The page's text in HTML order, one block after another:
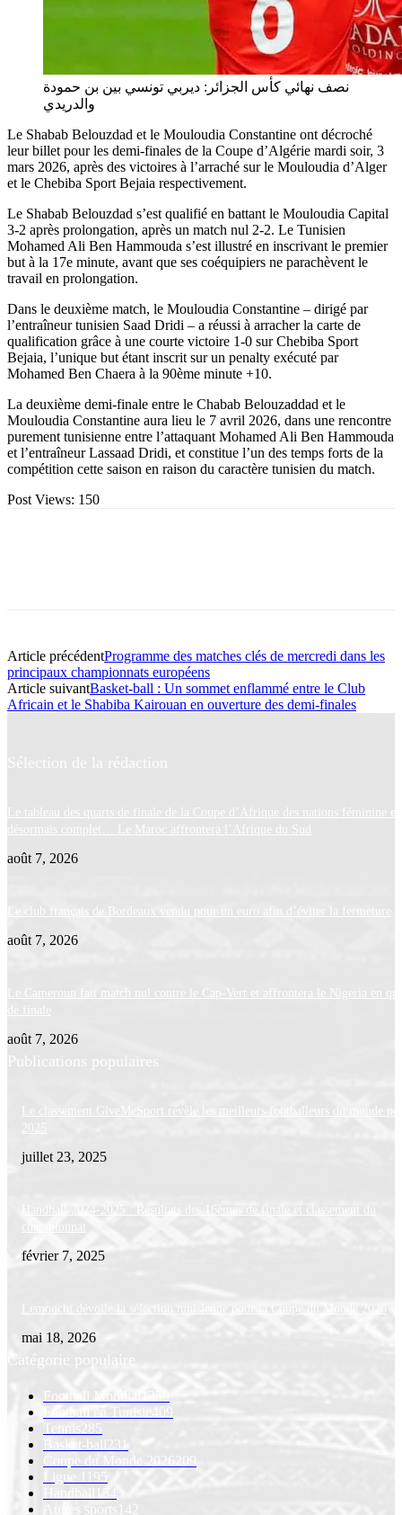
نصف نهائي كأس الجزائر: ديربي تونسي بين بن حمودة
والدريدي
Le Shabab Belouzdad et le Mouloudia Constantine ont décroché
leur billet pour les demi-finales de la Coupe d’Algérie mardi soir, 3
mars 2026, après des victoires à l’arraché sur le Mouloudia d’Alger
et le Chebiba Sport Bejaia respectivement.
Le Shabab Belouzdad s’est qualifié en battant le Mouloudia Capital
3-2 après prolongation, après un match nul 2-2. Le Tunisien
Mohamed Ali Ben Hammouda s’est illustré en inscrivant le premier
but à la 17e minute, avant que ses coéquipiers ne parachèvent le
travail en prolongation.
Dans le deuxième match, le Mouloudia Constantine – dirigé par
l’entraîneur tunisien Saad Dridi – a réussi à arracher la carte de
qualification grâce à une courte victoire 1-0 sur Chebiba Sport
Bejaia, l’unique but étant inscrit sur un penalty exécuté par
Mohamed Ben Chaera à la 90ème minute +10.
La deuxième demi-finale entre le Chabab Belouzaddad et le
Mouloudia Constantine aura lieu le 7 avril 2026, dans une rencontre
purement tunisienne entre l’attaquant Mohamed Ali Ben Hammouda
et l’entraîneur Lassaad Dridi, et constitue l’un des temps forts de la
compétition cette saison en raison du caractère tunisien du match.
Post Views: 150
Article précédentProgramme des matches clés de mercredi dans les
principaux championnats européens
Article suivantBasket-ball : Un sommet enflammé entre le Club
Africain et le Shabiba Kairouan en ouverture des demi-finales
Sélection de la rédaction
Le tableau des quarts de finale de la Coupe d’Afrique des nations féminine
désormais complet… Le Maroc affrontera l’Afrique du Sud
août 7, 2026
Le club français de Bordeaux vendu pour un euro afin d’éviter la fermeture
août 7, 2026
Le Cameroun fait match nul contre le Cap-Vert et affrontera le Nigeria en
de finale
août 7, 2026
Publications populaires
Le classement GiveMeSport révèle les meilleurs footballeurs du monde
juillet 23, 2025
Handball 2024-2025 : Résultats des 16èmes de finale et classement du
championnat
février 7, 2025
Lemouchi dévoile la sélection tunisienne pour la Coupe du Monde 2026
mai 18, 2026
Catégorie populaire
Football Mondial
1259
Football en Tunisie 409
Tennis
285
Basket-ball
231
Coupe du Monde 2026 209
Ligue 1
195
Handball
154
Autres sports 142